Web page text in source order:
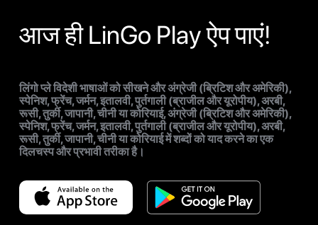
आज ही LinGo Play ऐप पाएं!
लिंगो प्ले विदेशी भाषाओं को सीखने और अंग्रेजी (ब्रिटिश और अमेरिकी),
स्पेनिश, फ्रेंच, जर्मन, इतालवी, पुर्तगाली (ब्राजील और यूरोपीय), अरबी,
रूसी, तुर्की, जापानी, चीनी या कोरियाई, अंग्रेजी (ब्रिटिश और अमेरिकी),
स्पेनिश, फ्रेंच, जर्मन, इतालवी, पुर्तगाली (ब्राजील और यूरोपीय), अरबी,
रूसी, तुर्की, जापानी, चीनी या कोरियाई में शब्दों को याद करने का एक
दिलचस्प और प्रभावी तरीका है।